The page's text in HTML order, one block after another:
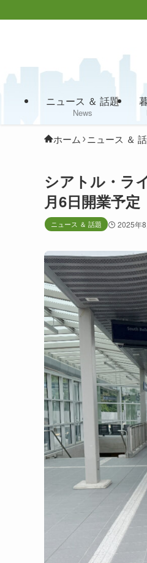
ニュース ＆ 話題
News
ホーム ニュース ＆
シアトル・ラ
月6日開業予定
ニュース ＆ 話題 2025年